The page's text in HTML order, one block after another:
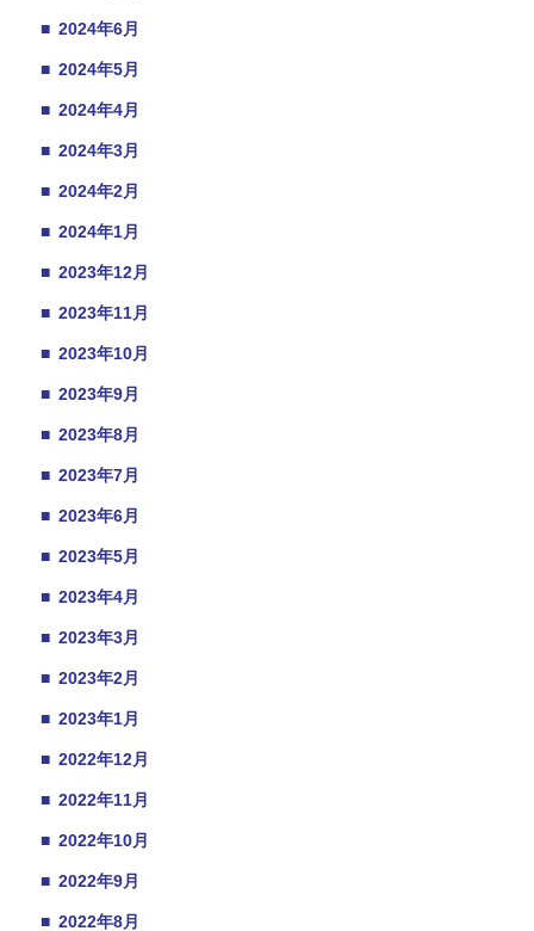
■ 2024年6月
■ 2024年5月
■ 2024年4月
■ 2024年3月
■ 2024年2月
■ 2024年1月
■ 2023年12月
■ 2023年11月
■ 2023年10月
■ 2023年9月
■ 2023年8月
■ 2023年7月
■ 2023年6月
■ 2023年5月
■ 2023年4月
■ 2023年3月
■ 2023年2月
■ 2023年1月
■ 2022年12月
■ 2022年11月
■ 2022年10月
■ 2022年9月
■ 2022年8月